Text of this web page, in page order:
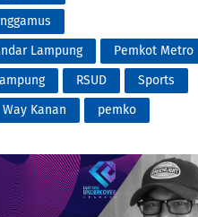
Lampung
Pemkot Metro
RSUD
Sports
Way Kanan pemko